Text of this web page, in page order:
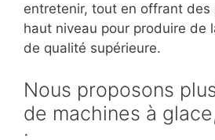
entretenir, tout en offrant des
haut niveau pour produire de
de qualité supérieure.
Nous proposons
de machines à